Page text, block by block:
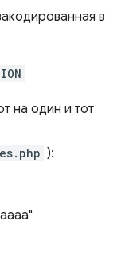
в
на один и тот
):